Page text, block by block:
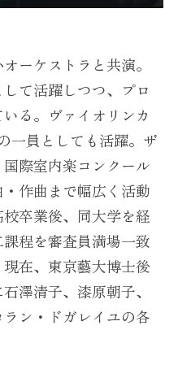
ーケストラと共演。
て活躍しつつ、プロ
る。ヴァイオリンカ
一員としても活躍。ザ
際室内楽コンクール
作曲まで幅広く活動
卒業後、同大学を経
程を審査員満場一致
在、東京藝大博士後
澤清子、漆原朝子、
ン・ドガレイユの各